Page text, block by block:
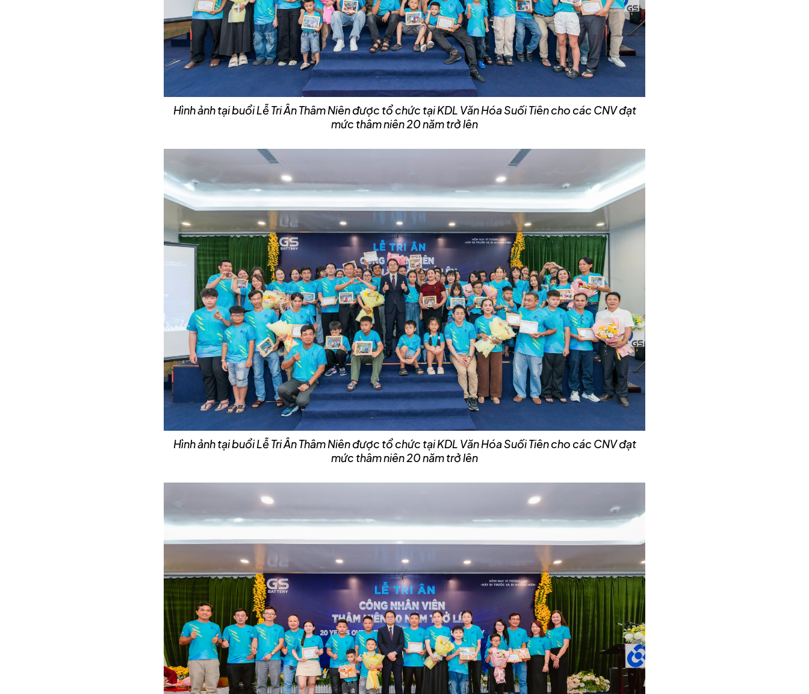
Hình ảnh tại buổi Lễ Tri Ân Thâm Niên được tổ chức tại KDL Văn Hóa Suối Tiên cho các CNV đạt
mức thâm niên 20 năm trở lên
Hình ảnh tại buổi Lễ Tri Ân Thâm Niên được tổ chức tại KDL Văn Hóa Suối Tiên cho các CNV đạt
mức thâm niên 20 năm trở lên